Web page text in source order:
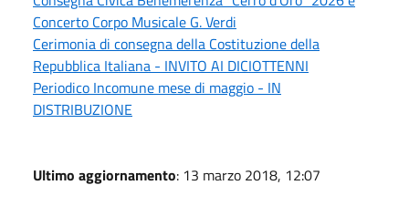
Concerto Corpo Musicale G. Verdi
Cerimonia di consegna della Costituzione della
Repubblica Italiana - INVITO AI DICIOTTENNI
Periodico Incomune mese di maggio - IN
DISTRIBUZIONE
Ultimo aggiornamento: 13 marzo 2018, 12:07